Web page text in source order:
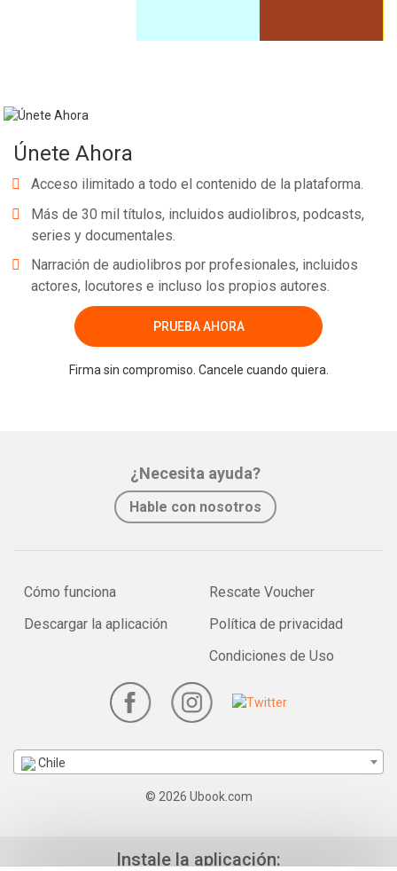
Únete Ahora
Acceso ilimitado a todo el contenido de la plataforma.
Más de 30 mil títulos, incluidos audiolibros, podcasts,
series y documentales.
Narración de audiolibros por profesionales, incluidos
actores, locutores e incluso los propios autores.
PRUEBA AHORA
Firma sin compromiso. Cancele cuando quiera.
¿Necesita ayuda?
Hable con nosotros
Cómo funciona
Descargar la aplicación
Rescate Voucher
Política de privacidad
Condiciones de Uso
Chile
© 2026 Ubook.com
Instale la aplicación: